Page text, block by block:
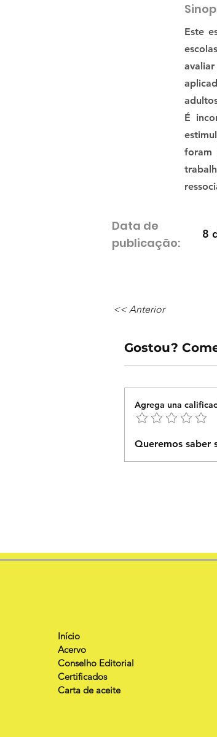
Este
É
foram
Data de
publicação:
8
<< Anterior
Gostou?
Agrega una
Queremos saber
Início
Acervo
Conselho Editorial
Certificados
Carta de aceite